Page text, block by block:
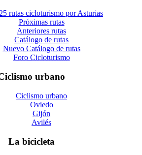
rutas cicloturismo por Asturias
Próximas rutas
Anteriores rutas
Catálogo de rutas
Nuevo Catálogo de rutas
Foro Cicloturismo
urbano
Ciclismo urbano
Oviedo
Gijón
Avilés
La bicicleta